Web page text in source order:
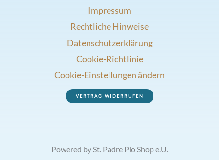
Impressum
Rechtliche Hinweise
Datenschutzerklärung
Cookie-Richtlinie
Cookie-Einstellungen ändern
VERTRAG WIDERRUFEN
Powered by St. Padre Pio Shop e.U.